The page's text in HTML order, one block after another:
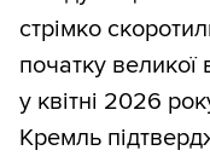
стрімко
початку великої
у квітні 2026
Кремль